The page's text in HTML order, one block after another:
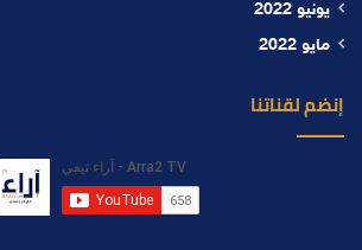
يونيو 2022
مايو 2022
إنضم لقناتنا